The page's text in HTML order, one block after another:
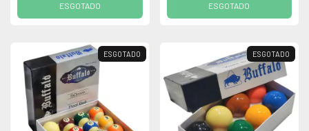
ESGOTADO ESGOTADO
ESGOTADO ESGOTADO